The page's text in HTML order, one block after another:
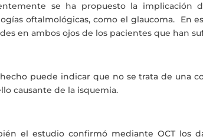
se ha propuesto la implicación
oftalmológicas, como el glaucoma. En
en ambos ojos de los pacientes que han
puede indicar que no se trata de una
causante de la isquemia.
el estudio confirmó mediante OCT los